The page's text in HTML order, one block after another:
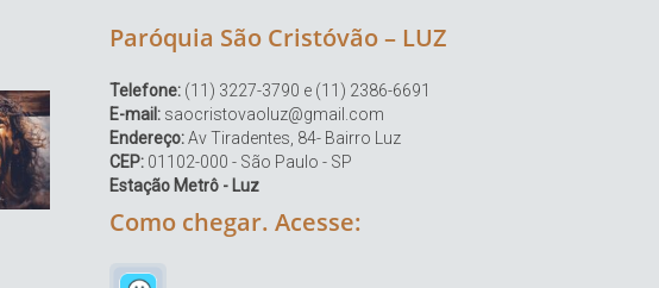
Paróquia São Cristóvão – LUZ
Telefone: (11) 3227-3790 e (11) 2386-6691
E-mail: saocristovaoluz@gmail.com
Endereço:Av Tiradentes, 84- Bairro Luz
CEP: 01102-000 - São Paulo - SP
Estação Metrô - Luz
Como chegar. Acesse: